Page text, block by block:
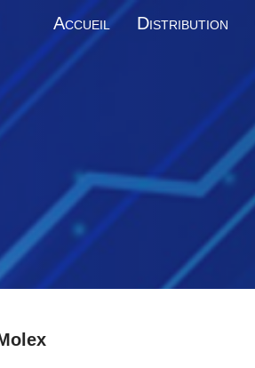
ACCUEIL DISTRIBUTION